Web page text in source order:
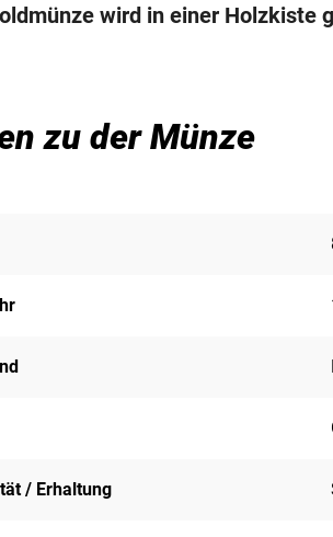
wird in einer
zu der Münze
/ Erhaltung